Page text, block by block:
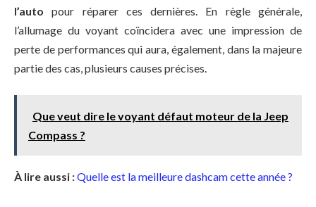
l’auto pour réparer ces dernières. En règle générale,
l’allumage du voyant coïncidera avec une impression de
perte de performances qui aura, également, dans la majeure
partie des cas, plusieurs causes précises.
Que veut dire le voyant défaut moteur de la Jeep
Compass ?
À lire aussi :Quelle est la meilleure dashcam cette année ?